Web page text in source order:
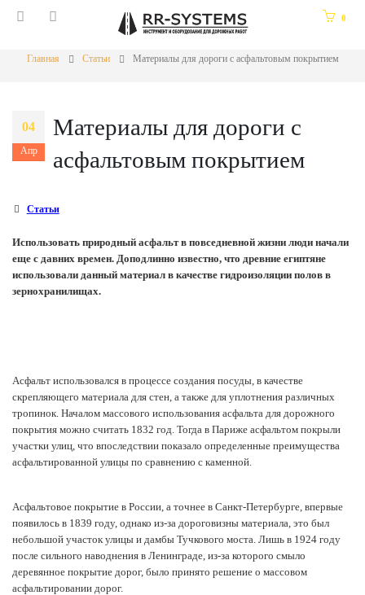
0
Главная Статьи Материалы для дороги с асфальтовым покрытием
04
Апр
Материалы для дороги с
асфальтовым покрытием
Статьи
Использовать природный асфальт в повседневной жизни люди начали
еще с давних времен. Доподлинно известно, что древние египтяне
использовали данный материал в качестве гидроизоляции полов в
зернохранилищах.
Асфальт использовался в процессе создания посуды, в качестве
скрепляющего материала для стен, а также для уплотнения различных
тропинок. Началом массового использования асфальта для дорожного
покрытия можно считать 1832 год. Тогда в Париже асфальтом покрыли
участки улиц, что впоследствии показало определенные преимущества
асфальтированной улицы по сравнению с каменной.
Асфальтовое покрытие в России, а точнее в Санкт-Петербурге, впервые
появилось в 1839 году, однако из-за дороговизны материала, это был
небольшой участок улицы и дамбы Тучкового моста. Лишь в 1924 году
после сильного наводнения в Ленинграде, из-за которого смыло
деревянное покрытие дорог, было принято решение о массовом
асфальтировании дорог.